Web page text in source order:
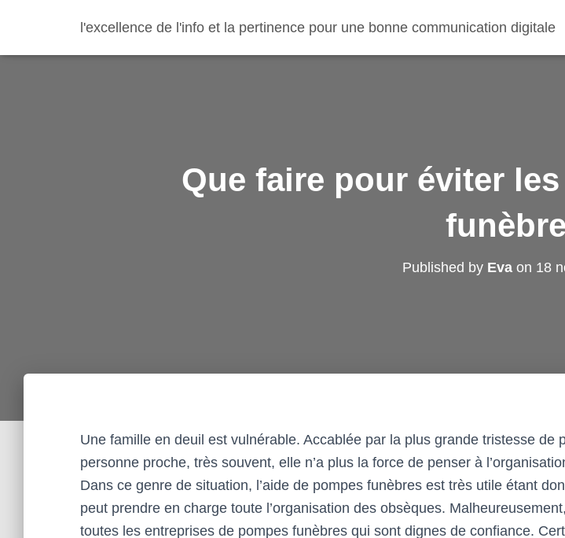
l'excellence de l'info et la pertinence pour une bonne communication digitale
Que faire pour éviter
Published by Eva on 18
Une famille en deuil est vulnérable. Accablée par la plus grande tristesse de
personne proche, très souvent, elle n’a plus la force de penser à
Dans ce genre de situation, l’aide de pompes funèbres est très utile étant
peut prendre en charge toute l’organisation des obsèques.
toutes les entreprises de pompes funèbres qui sont dignes de confiance.